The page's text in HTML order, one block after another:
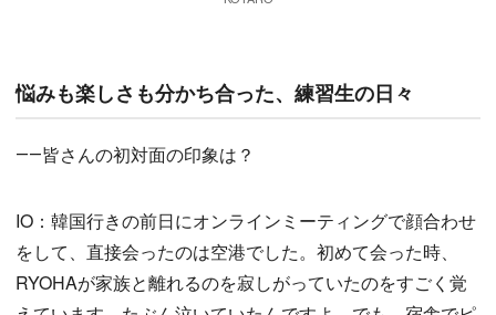
悩みも楽しさも分かち合った、練習生の日々
――皆さんの初対面の印象は？
IO：韓国行きの前日にオンラインミーティングで顔合わせ
をして、直接会ったのは空港でした。初めて会った時、
RYOHAが家族と離れるのを寂しがっていたのをすごく覚